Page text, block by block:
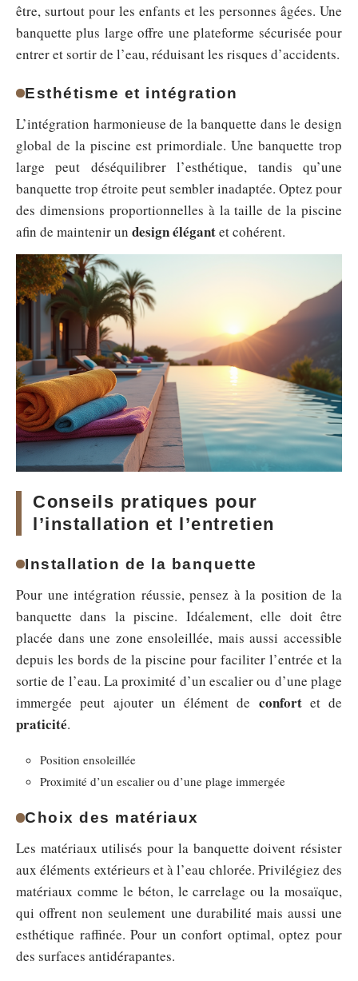
être, surtout pour les enfants et les personnes âgées. Une
banquette plus large offre une plateforme sécurisée pour
entrer et sortir de l’eau, réduisant les risques d’accidents.
Esthétisme et intégration
L’intégration harmonieuse de la banquette dans le design
global de la piscine est primordiale. Une banquette trop
large peut déséquilibrer l’esthétique, tandis qu’une
banquette trop étroite peut sembler inadaptée. Optez pour
des dimensions proportionnelles à la taille de la piscine
afin de maintenir un design élégantet cohérent.
Conseils pratiques pour
l’installation et l’entretien
Installation de la banquette
Pour une intégration réussie, pensez à la position de la
banquette dans la piscine. Idéalement, elle doit être
placée dans une zone ensoleillée, mais aussi accessible
depuis les bords de la piscine pour faciliter l’entrée et la
sortie de l’eau. La proximité d’un escalier ou d’une plage
immergée peut ajouter un élément de confortet de
praticité.
Position ensoleillée
Proximité d’un escalier ou d’une plage immergée
Choix des matériaux
Les matériaux utilisés pour la banquette doivent résister
aux éléments extérieurs et à l’eau chlorée. Privilégiez des
matériaux comme le béton, le carrelage ou la mosaïque,
qui offrent non seulement une durabilité mais aussi une
esthétique raffinée. Pour un confort optimal, optez pour
des surfaces antidérapantes.